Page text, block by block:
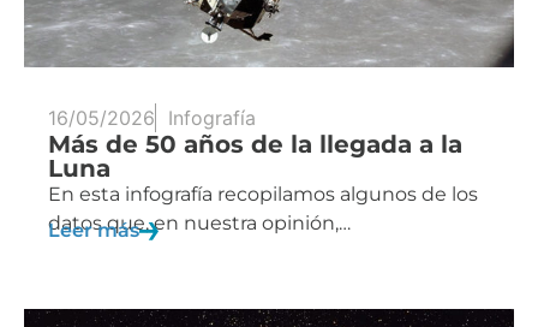
16/05/2026 Infografía
Más de 50 años de la llegada a la
Luna
En esta infografía recopilamos algunos de los
datos que, en nuestra opinión,…
Leer más